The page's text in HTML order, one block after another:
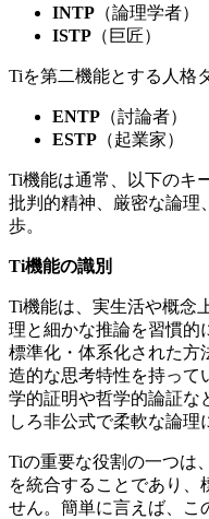
INTP （論理学者）
ISTP （巨匠）
Tiを第二機能とする人格
ENTP （討論者）
ESTP （起業家）
Ti機能は通常、以下のキ
批判的精神、厳密な論理
歩。
Ti機能の識別
Ti機能は、実生活や概念
理と細かな推論を習慣的
標準化・体系化された方
造的な思考特性を持って
学的証明や哲学的論証な
しろ非公式で柔軟な論理
Tiの重要な役割の一つは
を統合することであり、
せん。簡単に言えば、こ